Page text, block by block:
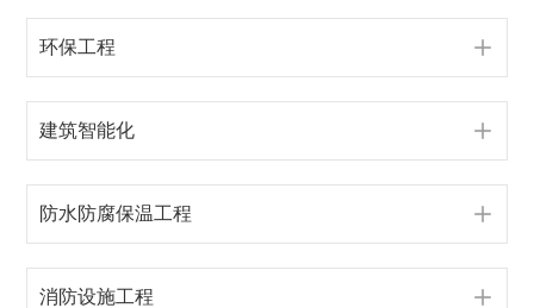
环保工程
建筑智能化
防水防腐保温工程
消防设施工程